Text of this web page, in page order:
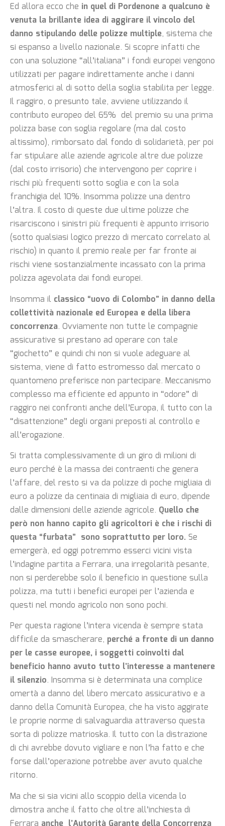
Ed allora ecco che in quel di Pordenone a qualcuno è
venuta la brillante idea di aggirare il vincolo del
danno stipulando delle polizze multiple, sistema che
si espanso a livello nazionale. Si scopre infatti che
con una soluzione “all’italiana” i fondi europei vengono
utilizzati per pagare indirettamente anche i danni
atmosferici al di sotto della soglia stabilita per legge.
Il raggiro, o presunto tale, avviene utilizzando il
contributo europeo del 65% del premio su una prima
polizza base con soglia regolare (ma dal costo
altissimo), rimborsato dal fondo di solidarietà, per poi
far stipulare alle aziende agricole altre due polizze
(dal costo irrisorio) che intervengono per coprire i
rischi più frequenti sotto soglia e con la sola
franchigia del 10%. Insomma polizze una dentro
l’altra. Il costo di queste due ultime polizze che
risarciscono i sinistri più frequenti è appunto irrisorio
(sotto qualsiasi logico prezzo di mercato correlato al
rischio) in quanto il premio reale per far fronte ai
rischi viene sostanzialmente incassato con la prima
polizza agevolata dai fondi europei.
Insomma il classico “uovo di Colombo” in danno della
collettività nazionale ed Europea e della libera
concorrenza. Ovviamente non tutte le compagnie
assicurative si prestano ad operare con tale
“giochetto” e quindi chi non si vuole adeguare al
sistema, viene di fatto estromesso dal mercato o
quantomeno preferisce non partecipare. Meccanismo
complesso ma efficiente ed appunto in “odore” di
raggiro nei confronti anche dell’Europa, il tutto con la
“disattenzione” degli organi preposti al controllo e
all’erogazione.
Si tratta complessivamente di un giro di milioni di
euro perché è la massa dei contraenti che genera
l’affare, del resto si va da polizze di poche migliaia di
euro a polizze da centinaia di migliaia di euro, dipende
dalle dimensioni delle aziende agricole. Quello che
però non hanno capito gli agricoltori è che i rischi di
questa “furbata” sono soprattutto per loro. Se
emergerà, ed oggi potremmo esserci vicini vista
l’indagine partita a Ferrara, una irregolarità pesante,
non si perderebbe solo il beneficio in questione sulla
polizza, ma tutti i benefici europei per l’azienda e
questi nel mondo agricolo non sono pochi.
Per questa ragione l’intera vicenda è sempre stata
difficile da smascherare, perché a fronte di un danno
per le casse europee, i soggetti coinvolti dal
beneficio hanno avuto tutto l’interesse a mantenere
il silenzio. Insomma si è determinata una complice
omertà a danno del libero mercato assicurativo e a
danno della Comunità Europea, che ha visto aggirate
le proprie norme di salvaguardia attraverso questa
sorta di polizze matrioska. Il tutto con la distrazione
di chi avrebbe dovuto vigliare e non l’ha fatto e che
forse dall’operazione potrebbe aver avuto qualche
ritorno.
Ma che si sia vicini allo scoppio della vicenda lo
dimostra anche il fatto che oltre all’inchiesta di